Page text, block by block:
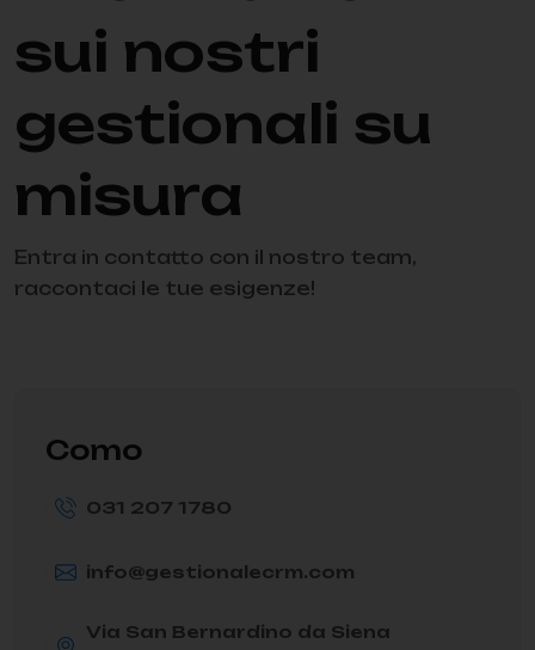
sui nostri
gestionali su
misura
Entra in contatto con il nostro team,
raccontaci le tue esigenze!
Como
031 207 1780
info@gestionalecrm.com
Via San Bernardino da Siena